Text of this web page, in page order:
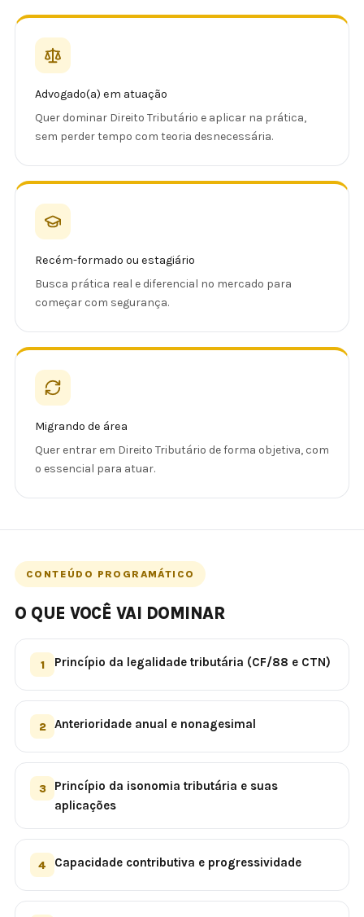
Advogado(a) em atuação
Quer dominar Direito Tributário e aplicar na prática,
sem perder tempo com teoria desnecessária.
Recém-formado ou estagiário
Busca prática real e diferencial no mercado para
começar com segurança.
Migrando de área
Quer entrar em Direito Tributário de forma objetiva, com
o essencial para atuar.
CONTEÚDO PROGRAMÁTICO
O QUE VOCÊ VAI DOMINAR
1 Princípio da legalidade tributária (CF/88 e CTN)
2 Anterioridade anual e nonagesimal
3
Princípio da isonomia tributária e suas
aplicações
4 Capacidade contributiva e progressividade